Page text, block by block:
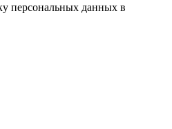
персональных данных в